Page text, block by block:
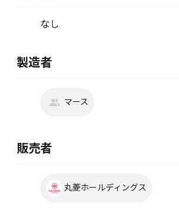
なし
製造者
マース
販売者
丸菱ホールディングス